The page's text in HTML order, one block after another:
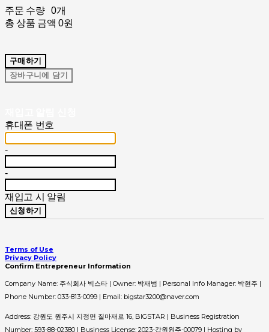
주문 수량
0개
총 상품 금액 0원
구매하기
장바구니에 담기
휴대폰 번호
-
-
재입고 시 알림
신청하기
Terms of Use
Privacy Policy
Confirm Entrepreneur Information
Company Name: 주식회사 빅스타 | Owner: 박재범 | Personal Info Manager: 박현주 |
Phone Number: 033-813-0099 | Email: bigstar3200@naver.com
Address: 강원도 원주시 지정면 질마재로 16, BIGSTAR | Business Registration
Number: 593-88-02380 | Business License: 2023-강원원주-00079 | Hosting by